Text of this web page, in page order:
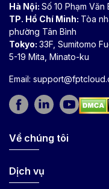
Hà Nội: Số 10 Phạm
TP. Hồ Chí Minh: Tòa
phường Tân Bình
Tokyo: 33F, Sumitomo
5-19 Mita, Minato-ku
Email:
Về chúng tôi
Dịch vụ